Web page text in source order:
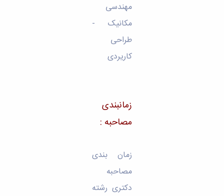
مهندسی
مکانیک -
طراحی
کاریردی
زمانبندی
مصاحبه :
زمان بندی
مصاحبه
دکتری رشته